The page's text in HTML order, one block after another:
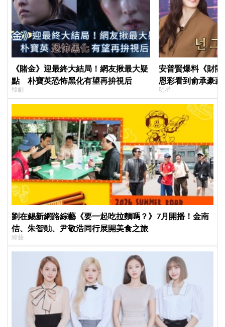
《賭金》迎最終大結局！網友揪最大疑
點 朴寶英恐怖黑化有望再拚視后
韓劇
安普賢爆料《財
恩彩看到俞承豪
普賢只是「搞笑男
明星
劉在錫新網路綜藝《要一起吃拉麵嗎？》7月開播！金南
佶、朱智勛、尹敬浩同行展開美食之旅
綜藝